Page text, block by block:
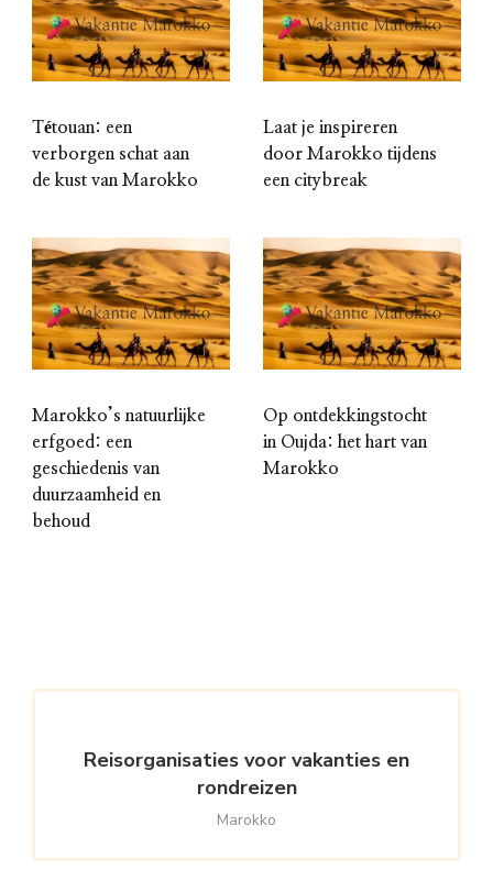
Tétouan: een
verborgen schat aan
de kust van Marokko
Laat je inspireren
door Marokko tijdens
een citybreak
Marokko’s natuurlijke
erfgoed: een
geschiedenis van
duurzaamheid en
behoud
Op ontdekkingstocht
in Oujda: het hart van
Marokko
Reisorganisaties voor vakanties en
rondreizen
Marokko